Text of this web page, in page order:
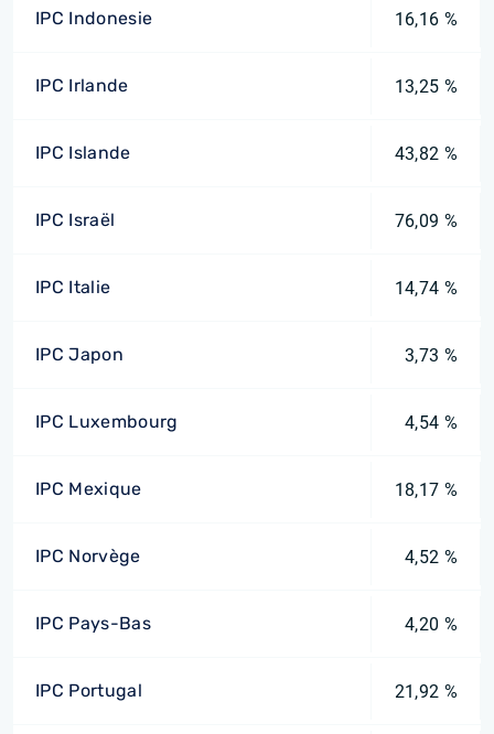
IPC Indonesie 16,16 %
IPC Irlande 13,25 %
IPC Islande 43,82 %
IPC Israël 76,09 %
IPC Italie 14,74 %
IPC Japon 3,73 %
IPC Luxembourg 4,54 %
IPC Mexique 18,17 %
IPC Norvège 4,52 %
IPC Pays-Bas 4,20 %
IPC Portugal 21,92 %